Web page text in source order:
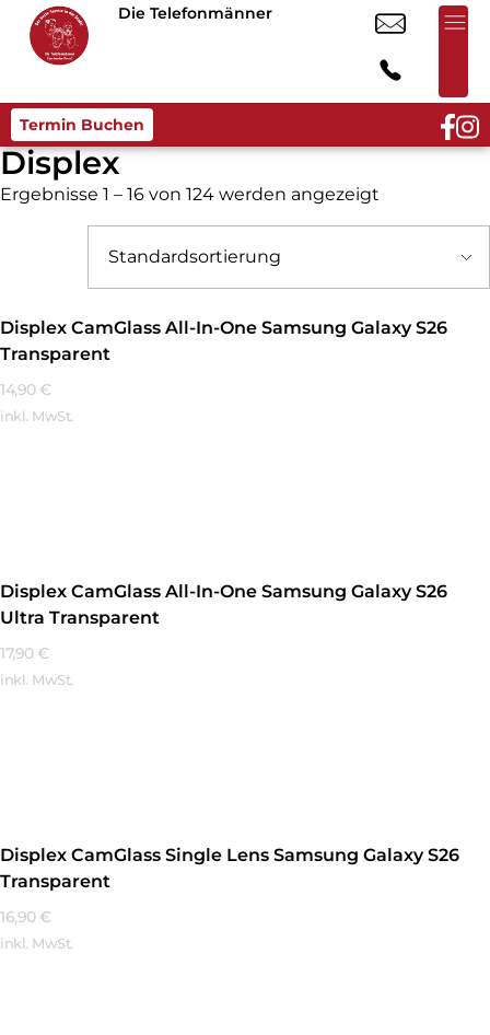
Die Telefonmänner
Termin Buchen
Displex
Ergebnisse 1 – 16 von 124 werden angezeigt
Displex CamGlass All-In-One Samsung Galaxy S26
Transparent
14,90 €
inkl. MwSt.
Displex CamGlass All-In-One Samsung Galaxy S26
Ultra Transparent
17,90 €
inkl. MwSt.
Displex CamGlass Single Lens Samsung Galaxy S26
Transparent
16,90 €
inkl. MwSt.